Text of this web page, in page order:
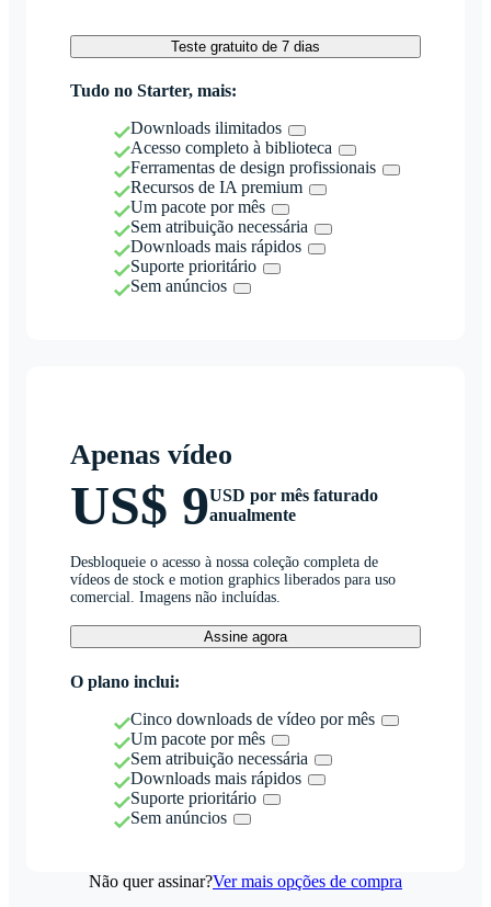
Teste gratuito de 7 dias
Tudo no Starter, mais:
Downloads ilimitados
Acesso completo à biblioteca
Ferramentas de design profissionais
Recursos de IA premium
Um pacote por mês
Sem atribuição necessária
Downloads mais rápidos
Suporte prioritário
Sem anúncios
Apenas vídeo
US$ 9USD por mês faturado
anualmente
Desbloqueie o acesso à nossa coleção completa de
vídeos de stock e motion graphics liberados para uso
comercial. Imagens não incluídas.
Assine agora
O plano inclui:
Cinco downloads de vídeo por mês
Um pacote por mês
Sem atribuição necessária
Downloads mais rápidos
Suporte prioritário
Sem anúncios
Não quer assinar?Ver mais opções de compra